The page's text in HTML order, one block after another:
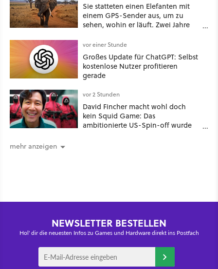
Sie statteten einen Elefanten mit
einem GPS-Sender aus, um zu
sehen, wohin er läuft. Zwei Jahre
gezeichnet, die die Menschen für
längst gelöscht hielten
vor einer Stunde
Großes Update für ChatGPT: Selbst
kostenlose Nutzer profitieren
gerade
vor 2 Stunden
David Fincher macht wohl doch
kein Squid Game: Das
ambitionierte US-Spin-off wurde
mehr anzeigen
NEWSLETTER BESTELLEN
Hol' dir die neuesten Infos zu Games und Hardware direkt ins Postfach